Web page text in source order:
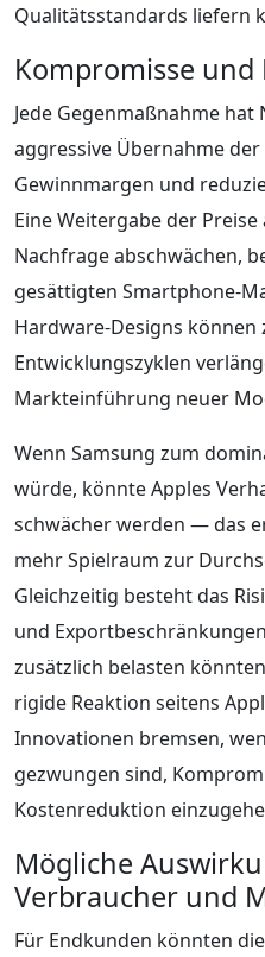
Qualitätsstandards liefern
Kompromisse und
Jede Gegenmaßnahme
aggressive Übernahme
Gewinnmargen und
Eine Weitergabe der
Nachfrage abschwächen,
gesättigten Smartphone-
Hardware-Designs können
Entwicklungszyklen
Markteinführung neuer
Wenn Samsung zum
würde, könnte Apples
schwächer werden — das
mehr Spielraum zur
Gleichzeitig besteht das
und
zusätzlich belasten
rigide Reaktion seitens
Innovationen bremsen,
gezwungen sind,
Kostenreduktion
Mögliche
Verbraucher und
Für Endkunden könnten